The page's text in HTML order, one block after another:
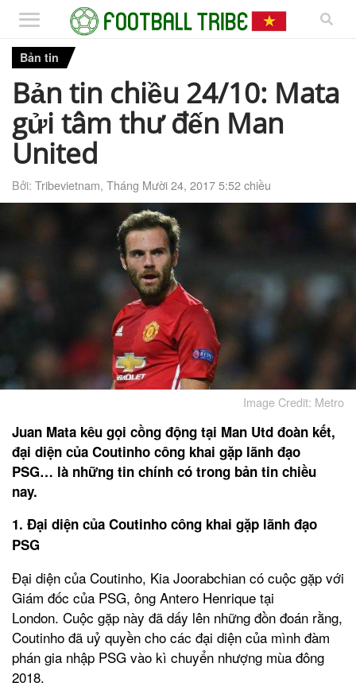
Bản tin
Bản tin chiều 24/10: Mata
gửi tâm thư đến Man
United
Bởi: Tribevietnam, Tháng Mười 24, 2017 5:52 chiều
Image Credit: Metro
Juan Mata kêu gọi cồng động tại Man Utd đoàn kết,
đại diện của Coutinho công khai gặp lãnh đạo
PSG… là những tin chính có trong bản tin chiều
nay.
1. Đại diện của Coutinho công khai gặp lãnh đạo
PSG
Đại diện của Coutinho, Kia Joorabchian có cuộc gặp với
Giám đốc của PSG, ông Antero Henrique tại
London. Cuộc gặp này đã dấy lên những đồn đoán rằng,
Coutinho đã uỷ quyền cho các đại diện của mình đàm
phán gia nhập PSG vào kì chuyển nhượng mùa đông
2018.